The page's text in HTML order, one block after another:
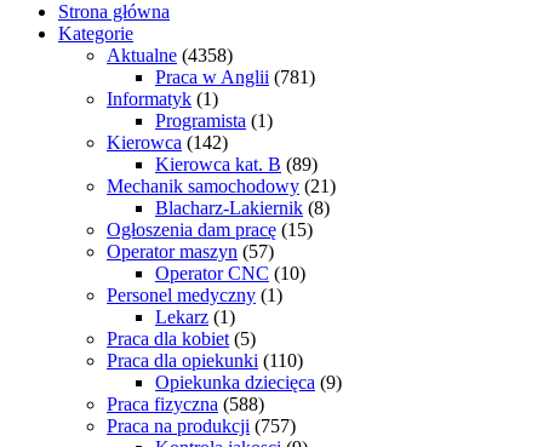
Strona główna
Kategorie
Aktualne (4358)
Praca w Anglii (781)
Informatyk (1)
Programista (1)
Kierowca (142)
Kierowca kat. B (89)
Mechanik samochodowy (21)
Blacharz-Lakiernik (8)
Ogłoszenia dam pracę (15)
Operator maszyn (57)
Operator CNC (10)
Personel medyczny (1)
Lekarz (1)
Praca dla kobiet (5)
Praca dla opiekunki (110)
Opiekunka dziecięca (9)
Praca fizyczna (588)
Praca na produkcji (757)